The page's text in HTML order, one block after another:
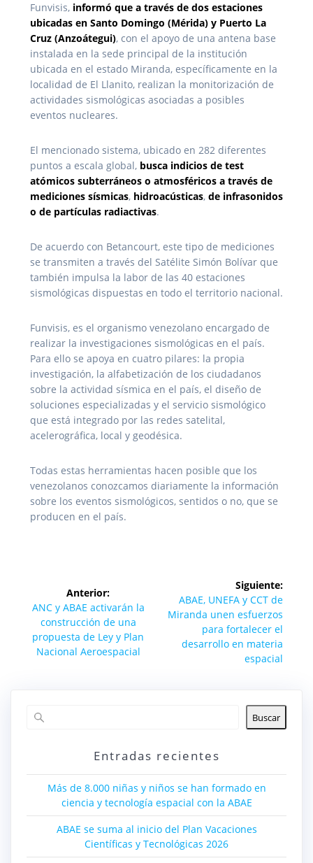
Funvisis, informó que a través de dos estaciones
ubicadas en Santo Domingo (Mérida) y Puerto La
Cruz (Anzoátegui), con el apoyo de una antena base
instalada en la sede principal de la institución
ubicada en el estado Miranda, específicamente en la
localidad de El Llanito, realizan la monitorización de
actividades sismológicas asociadas a posibles
eventos nucleares.
El mencionado sistema, ubicado en 282 diferentes
puntos a escala global, busca indicios de test
atómicos subterráneos o atmosféricos a través de
mediciones sísmicas, hidroacústicas, de infrasonidos
o de partículas radiactivas.
De acuerdo con Betancourt, este tipo de mediciones
se transmiten a través del Satélite Simón Bolívar que
también impulsa la labor de las 40 estaciones
sismológicas dispuestas en todo el territorio nacional.
Funvisis, es el organismo venezolano encargado de
realizar la investigaciones sismológicas en el país.
Para ello se apoya en cuatro pilares: la propia
investigación, la alfabetización de los ciudadanos
sobre la actividad sísmica en el país, el diseño de
soluciones especializadas y el servicio sismológico
que está integrado por las redes satelital,
acelerográfica, local y geodésica.
Todas estas herramientas hacen posible que los
venezolanos conozcamos diariamente la información
sobre los eventos sismológicos, sentidos o no, que se
producen en el país.
de
entradas
Anterior:
Entrada
anterior:
ANC y ABAE activarán la
construcción de una
propuesta de Ley y Plan
Nacional Aeroespacial
Siguiente:
Siguiente
entrada:
ABAE, UNEFA y CCT de
Miranda unen esfuerzos
para fortalecer el
desarrollo en materia
espacial
Buscar
Entradas recientes
Más de 8.000 niñas y niños se han formado en
ciencia y tecnología espacial con la ABAE
ABAE se suma al inicio del Plan Vacaciones
Científicas y Tecnológicas 2026